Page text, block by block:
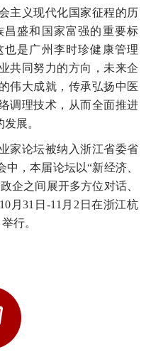
义现代化国家征程的历
盛和国家富强的重要标
是广州李时珍健康管理
共同努力的方向，未来企
伟大成就，传承弘扬中医
调理技术，从而全面推进
展。
论坛被纳入浙江省委省
，本届论坛以“新经济、
企之间展开多方位对话、
月31日-11月2日在浙江杭
行。